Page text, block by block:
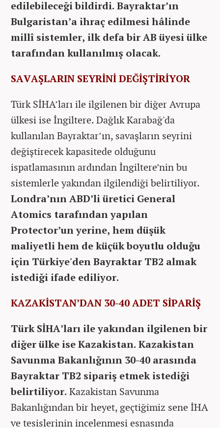
edilebileceği bildirdi. Bayraktar’ın
Bulgaristan’a ihraç edilmesi hâlinde
millî sistemler, ilk defa bir AB üyesi ülke
tarafından kullanılmış olacak.
SAVAŞLARIN SEYRİNİ DEĞİŞTİRİYOR
Türk SİHA’ları ile ilgilenen bir diğer Avrupa
ülkesi ise İngiltere. Dağlık Karabağ'da
kullanılan Bayraktar’ın, savaşların seyrini
değiştirecek kapasitede olduğunu
ispatlamasının ardından İngiltere’nin bu
sistemlerle yakından ilgilendiği belirtiliyor.
Londra’nın ABD’li üretici General
Atomics tarafından yapılan
Protector’un yerine, hem düşük
maliyetli hem de küçük boyutlu olduğu
için Türkiye'den Bayraktar TB2 almak
istediği ifade ediliyor.
KAZAKİSTAN’DAN 30-40 ADET SİPARİŞ
Türk SİHA’ları ile yakından ilgilenen bir
diğer ülke ise Kazakistan. Kazakistan
Savunma Bakanlığının 30-40 arasında
Bayraktar TB2 sipariş etmek istediği
belirtiliyor. Kazakistan Savunma
Bakanlığından bir heyet, geçtiğimiz sene İHA
ve tesislerinin incelenmesi esnasında